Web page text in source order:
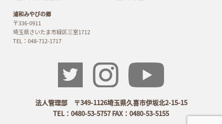
浦和みやびの郷
〒336-0911
埼玉県さいたま市緑区三室1712
TEL：048-712-1717
法人管理部 〒349-1126埼玉県久喜市伊坂北2-15-15
TEL：0480-53-5757 FAX：0480-53-5155